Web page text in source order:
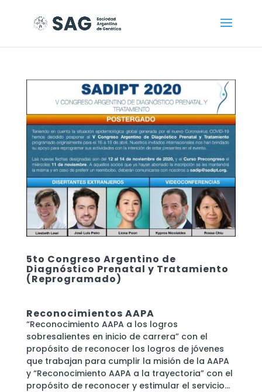
5to Congreso Argentino de
Diagnóstico Prenatal y Tratamiento
(Reprogramado)
Reconocimientos AAPA
“Reconocimiento AAPA a los logros
sobresalientes en inicio de carrera” con el
propósito de reconocer los logros de jóvenes
que trabajan para cumplir la misión de la AAPA
y “Reconocimiento AAPA a la trayectoria” con el
propósito de reconocer y estimular el servicio...